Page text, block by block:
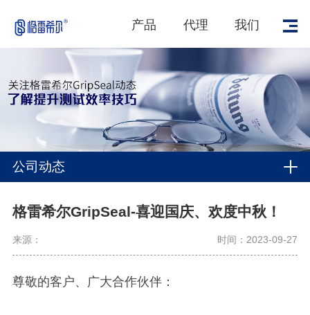
产品 代理 我们
公司动态
格雷希尔GripSeal-喜迎国庆、欢度中秋！
来源： 时间：2023-09-27
尊敬的客户、广大合作伙伴：